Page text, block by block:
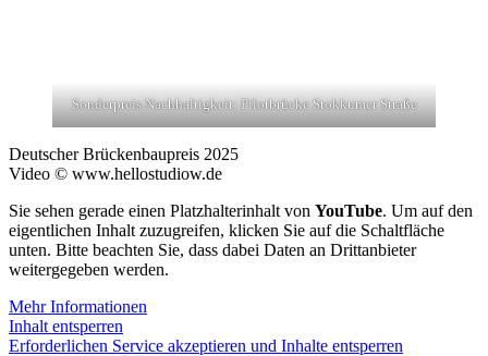
Sonderpreis Nachhaltigkeit: Pilotbrücke Stokkumer Straße
Deutscher Brückenbaupreis 2025
Video © www.hellostudiow.de
Sie sehen gerade einen Platzhalterinhalt von YouTube. Um auf den
eigentlichen Inhalt zuzugreifen, klicken Sie auf die Schaltfläche
unten. Bitte beachten Sie, dass dabei Daten an Drittanbieter
weitergegeben werden.
Mehr Informationen
Inhalt entsperren
Erforderlichen Service akzeptieren und Inhalte entsperren